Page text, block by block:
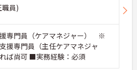
員)
専門員（ケアマネジャー） ※
援専門員（主任ケアマネジャ
ば尚可 ■実務経験：必須